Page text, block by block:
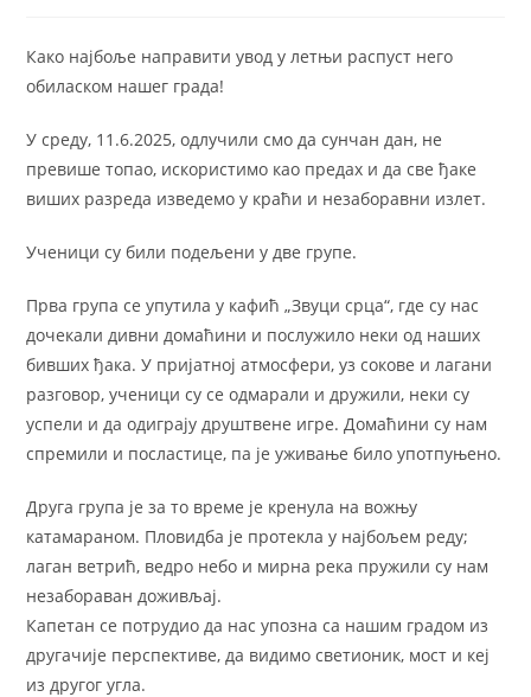
Како најбоље направити увод у летњи распуст него
обиласком нашег града!
У среду, 11.6.2025, одлучили смо да сунчан дан, не
превише топао, искористимо као предах и да све ђаке
виших разреда изведемо у краћи и незаборавни излет.
Ученици су били подељени у две групе.
Прва група се упутила у кафић „Звуци срца“, где су нас
дочекали дивни домаћини и послужило неки од наших
бивших ђака. У пријатној атмосфери, уз сокове и лагани
разговор, ученици су се одмарали и дружили, неки су
успели и да одиграју друштвене игре. Домаћини су нам
спремили и посластице, па је уживање било употпуњено.
Друга група је за то време је кренула на вожњу
катамараном. Пловидба је протекла у најбољем реду;
лаган ветрић, ведро небо и мирна река пружили су нам
незабораван доживљај.
Капетан се потрудио да нас упозна са нашим градом из
другачије перспективе, да видимо светионик, мост и кеј
из другог угла.